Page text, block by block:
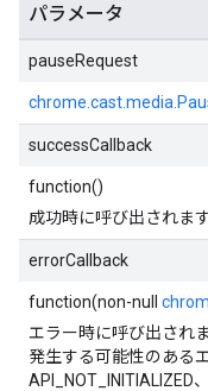
パラメータ
pauseRequest
successCallback
function()
成功時に呼び出されます
errorCallback
function(non-null
エラー時に呼び出され
発生する可能性のある
API_NOT_INITIALIZED